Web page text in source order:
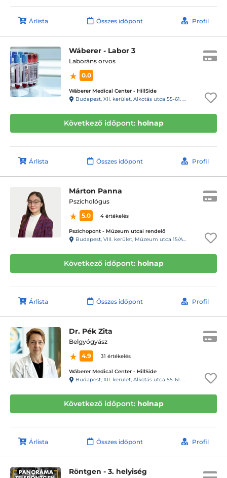
Árlista Összes időpont Profil
Wáberer - Labor 3
Laboráns orvos
0.0
Wáberer Medical Center - HillSide
Budapest, XII. kerület, Alkotás utca 55-61. Hillside
Következő időpont: holnap
Árlista Összes időpont Profil
Márton Panna
Pszichológus
5.0
4 értékelés
Pszichopont - Múzeum utcai rendelő
Budapest, VIII. kerület, Múzeum utca 15/A. Fsz/1. ajtó (11-es kapucsengő)
Következő időpont: holnap
Árlista Összes időpont Profil
Dr. Pék Zita
Belgyógyász
4.9
31 értékelés
Wáberer Medical Center - HillSide
Budapest, XII. kerület, Alkotás utca 55-61. Hillside
Következő időpont: holnap
Árlista Összes időpont Profil
Röntgen - 3. helyiség